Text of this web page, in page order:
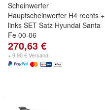
Scheinwerfer
Hauptscheinwerfer H4 rechts +
links SET Satz Hyundai Santa
Fe 00-06
270,63 €
+ 9,90 € Versand